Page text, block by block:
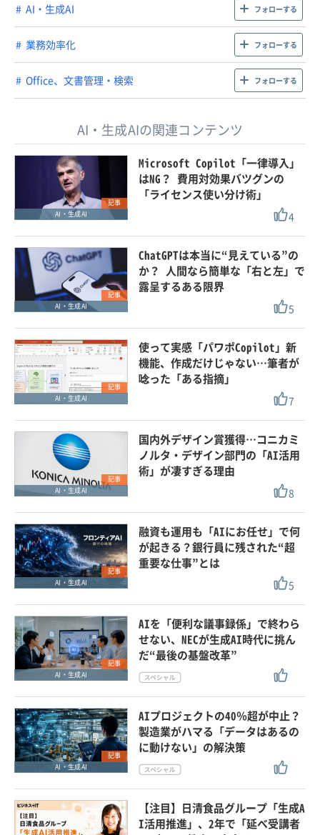
AI・生成AI フォローする
業務効率化 フォローする
Office、文書管理・検索 フォローする
AI・生成AIの関連コンテンツ
記事
AI・生成AI
Microsoft Copilot「一律導入」
はNG？ 費用対効果バツグンの
「ライセンス使い分け術」
4
記事
AI・生成AI
ChatGPTは本当に“見えている”の
か？ 人間なら簡単な「右と左」で
露呈するある限界
5
記事
AI・生成AI
使って実感「パワポCopilot」新
機能、作成だけじゃない…筆者が
唸った「ある指摘」
7
記事
AI・生成AI
国内外デザイン賞獲得…コニカミ
ノルタ・デザイン部門の「AI活用
術」が凄すぎる理由
8
記事
AI・生成AI
融資も運用も「AIにお任せ」で何
が起きる？銀行員に残された“超
重要な仕事”とは
5
記事
AI・生成AI
AIを「便利な議事録係」で終わら
せない、NECが生成AI時代に挑ん
だ“最後の基盤改革”
記事
AI・生成AI
AIプロジェクトの40％超が中止？
製造業がハマる「データはあるの
に動けない」の解決策
【注目】日清食品グループ「生成A
I活用推進」、2年で「延べ受講者